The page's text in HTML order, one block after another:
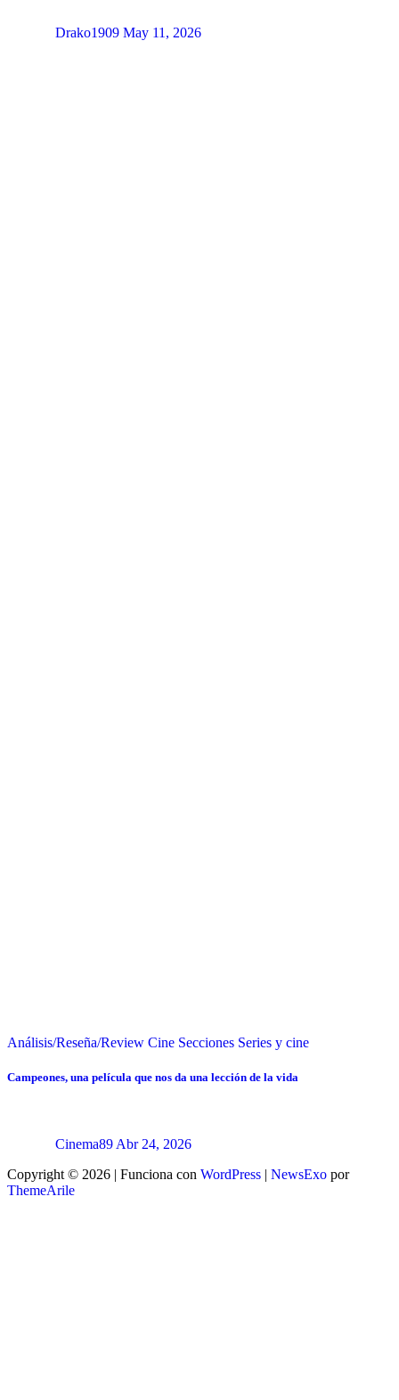
Drako1909 May 11, 2026
Análisis/Reseña/Review Cine Secciones Series y cine
Campeones, una película que nos da una lección de la vida
Cinema89 Abr 24, 2026
Copyright © 2026 | Funciona con WordPress | NewsExo por
ThemeArile